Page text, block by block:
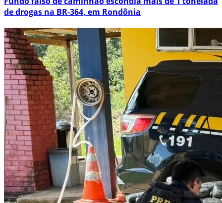
de drogas na BR-364, em Rondônia